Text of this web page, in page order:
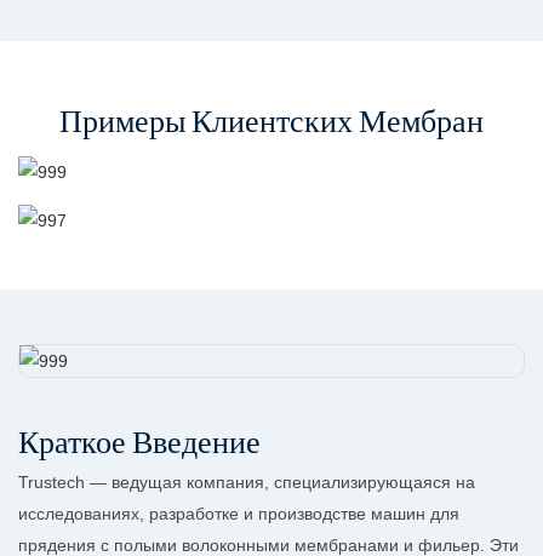
Примеры Клиентских Мембран
Краткое Введение
Trustech — ведущая компания, специализирующаяся на
исследованиях, разработке и производстве машин для
прядения с полыми волоконными мембранами и фильер. Эти